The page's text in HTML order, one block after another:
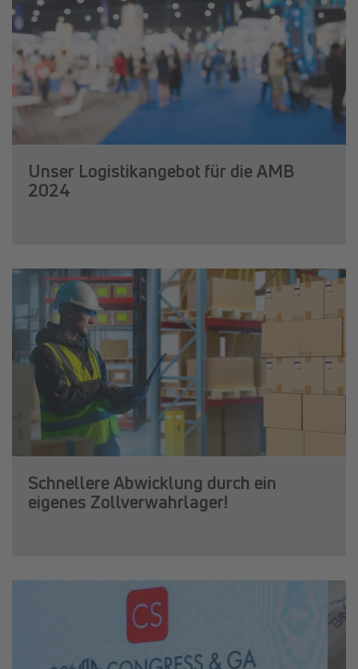
Unser Logistikangebot für die AMB
2024
Schnellere Abwicklung durch ein
eigenes Zollverwahrlager!